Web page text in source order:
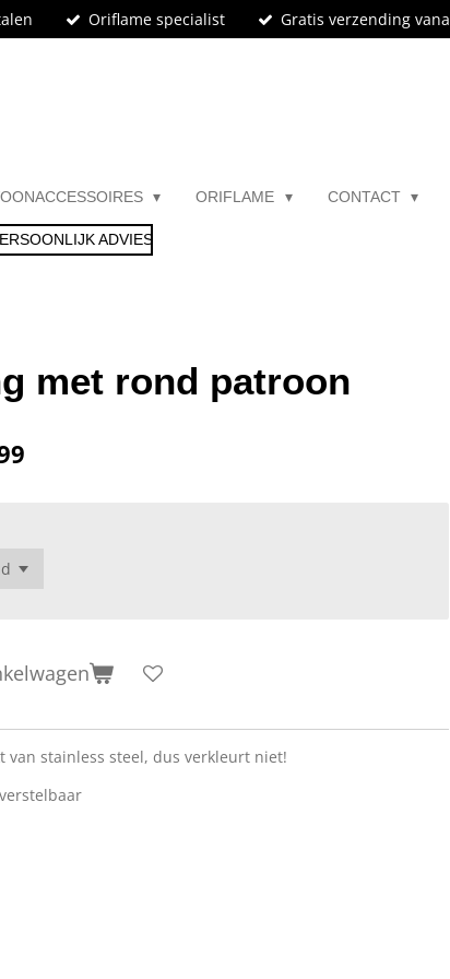
Oriflame specialist Gratis verzending
ORIFLAME CONTACT
ADVIES
met rond patroon
van stainless steel, dus verkleurt niet!